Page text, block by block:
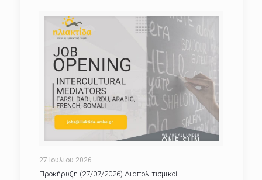
27 Ιουλίου 2026
Προκήρυξη (27/07/2026) Διαπολιτισμικοί